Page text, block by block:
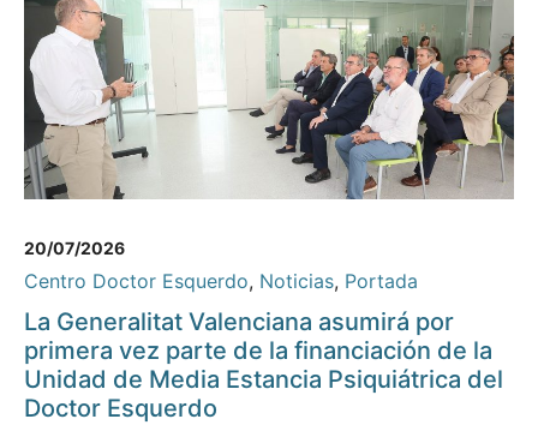
20/07/2026
Centro Doctor Esquerdo, Noticias, Portada
La Generalitat Valenciana asumirá por
primera vez parte de la financiación de la
Unidad de Media Estancia Psiquiátrica del
Doctor Esquerdo